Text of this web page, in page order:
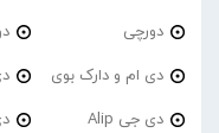
دورچی
دی ام و دارک بوی
دی جی Alip